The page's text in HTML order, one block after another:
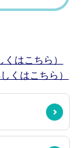
くはこちら）
しくはこちら）